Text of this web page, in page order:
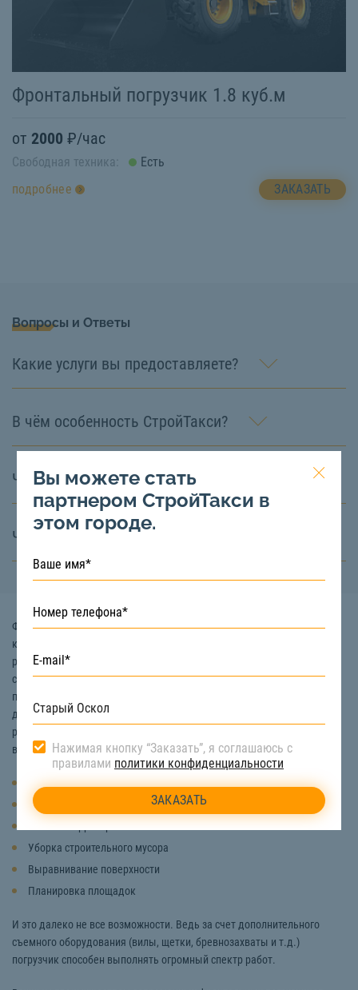
Фронтальный погрузчик 1.8 куб.м
от 2000 ₽/час
Свободная техника:
Есть
подробнее
ЗАКАЗАТЬ
Вопросы и Ответы
Какие услуги вы предоставляете?
В чём особенность СтройТакси?
Что значит диспетчерская служба?
Что такое СтройТакси?
Фронтальный погрузчик – это специальная техника, оборудованная
ковшом, предназначенным для погрузки, транспортировки и
разгрузки строительных, сыпучих и других материалов. Благодаря
своей мощности и высокой грузоподъемности услуги фронтального
погрузчика являются незаменимыми на строительных, карьерных,
дорожных, промышленных, коммунальных и сельскохозяйственных
работах. К его помощи обращаются для выполнения следующих
видов работ:
Погрузка песка, щебня, грунта и др. материалов
Землеройные и карьерные работы
Уборка строительного мусора
Выравнивание поверхности
Планировка площадок
И это далеко не все возможности. Ведь за счет дополнительного
съемного оборудования (вилы, щетки, бревнозахваты и т.д.)
погрузчик способен выполнять огромный спектр работ.
Вы можете стать
партнером СтройТакси в
этом городе.
Нажимая кнопку “Заказать”, я соглашаюсь с
правилами политики конфиденциальности